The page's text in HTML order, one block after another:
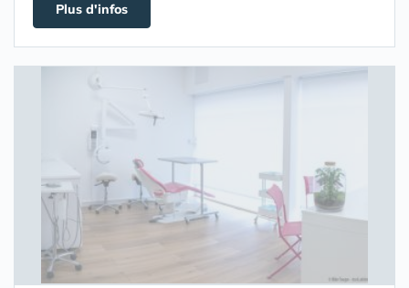
Plus d'infos